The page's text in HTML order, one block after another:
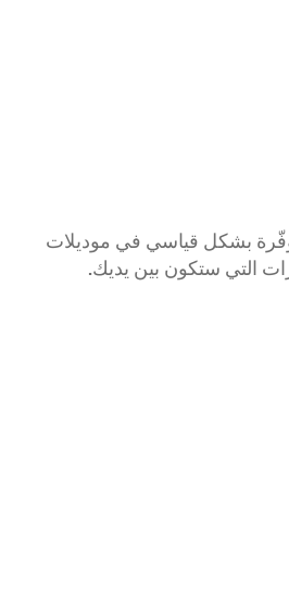
بشكل قياسي في موديلات